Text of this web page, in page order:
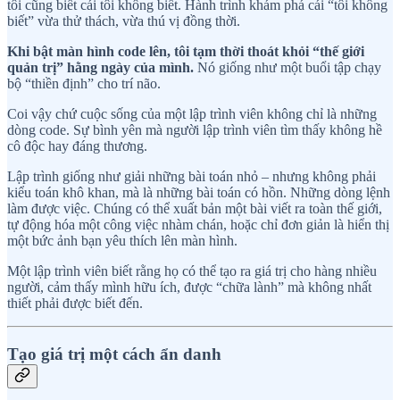
tôi cũng biết cái tôi không biết. Hành trình khám phá cái “tôi không
biết” vừa thử thách, vừa thú vị đồng thời.
Khi bật màn hình code lên, tôi tạm thời thoát khỏi “thế giới
quản trị” hằng ngày của mình. Nó giống như một buổi tập chạy
bộ “thiền định” cho trí não.
Coi vậy chứ cuộc sống của một lập trình viên không chỉ là những
dòng code. Sự bình yên mà người lập trình viên tìm thấy không hề
cô độc hay đáng thương.
Lập trình giống như giải những bài toán nhỏ – nhưng không phải
kiểu toán khô khan, mà là những bài toán có hồn. Những dòng lệnh
làm được việc. Chúng có thể xuất bản một bài viết ra toàn thế giới,
tự động hóa một công việc nhàm chán, hoặc chỉ đơn giản là hiển thị
một bức ảnh bạn yêu thích lên màn hình.
Một lập trình viên biết rằng họ có thể tạo ra giá trị cho hàng nhiều
người, cảm thấy mình hữu ích, được “chữa lành” mà không nhất
thiết phải được biết đến.
Tạo giá trị một cách ẩn danh